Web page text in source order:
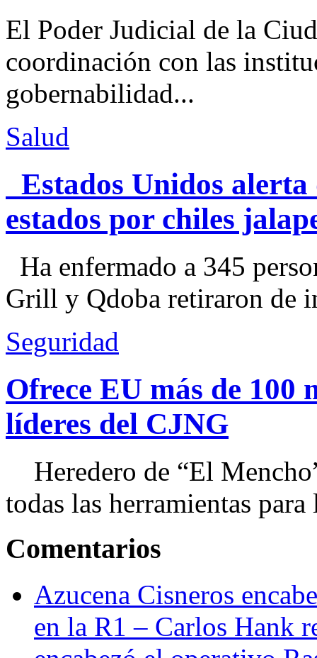
El Poder Judicial de la
coordinación con las
gobernabilidad...
Salud
Estados Unidos alerta
estados por chiles
Ha enfermado a 345
Grill y Qdoba retiraron de
Seguridad
Ofrece EU más de 100
líderes del CJNG
Heredero de “El
todas las herramientas
Comentarios
Azucena Cisneros
en la R1 – Carlos Hank